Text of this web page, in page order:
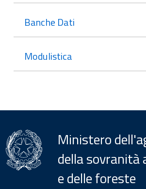
Banche Dati
Modulistica
Ministero
della sovranità
e delle foreste